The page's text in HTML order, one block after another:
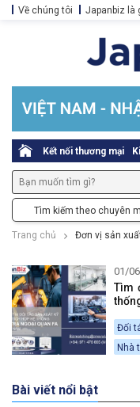
Về chúng tôi Japanbiz là
Kết nối thương mại
Tìm kiếm theo chuyên
Trang chủ Đơn vị sản
01/
Tìm
Đối
Nhà
Bài viết nổi bật